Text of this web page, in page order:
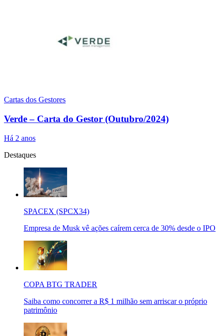
Cartas dos Gestores
Verde – Carta do Gestor (Outubro/2024)
Há 2 anos
Destaques
SPACEX (SPCX34)
Empresa de Musk vê ações caírem cerca de 30% desde o IPO
COPA BTG TRADER
Saiba como concorrer a R$ 1 milhão sem arriscar o próprio
patrimônio